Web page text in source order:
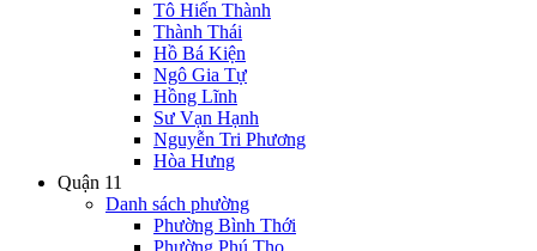
Tô Hiến Thành
Thành Thái
Hồ Bá Kiện
Ngô Gia Tự
Hồng Lĩnh
Sư Vạn Hạnh
Nguyễn Tri Phương
Hòa Hưng
Quận 11
Danh sách phường
Phường Bình Thới
Phường Phú Thọ